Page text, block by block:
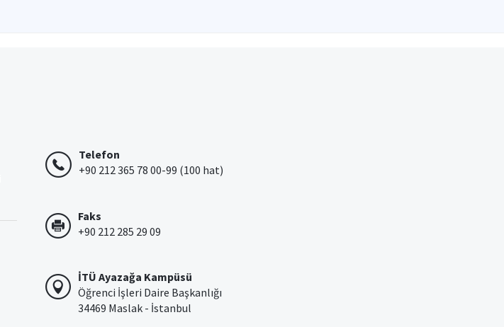
Telefon
+90 212 365 78 00-99 (100 hat)
Faks
+90 212 285 29 09
İTÜ Ayazağa Kampüsü
Öğrenci İşleri Daire Başkanlığı
34469 Maslak - İstanbul